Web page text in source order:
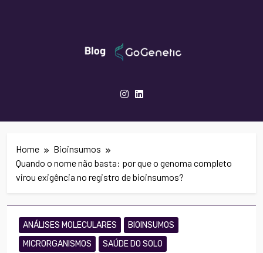
GoGenetic- Blog
Inovação Em Genética, Biotecnologia E
Home
Bioinsumos
Quando o nome não basta: por que o genoma completo
virou exigência no registro de bioinsumos?
ANÁLISES MOLECULARES
BIOINSUMOS
MICRORGANISMOS
SAÚDE DO SOLO